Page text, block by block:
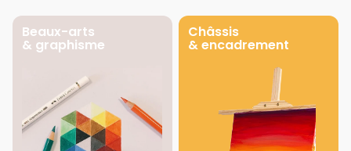
Beaux-arts
& graphisme
Châssis
& encadrement